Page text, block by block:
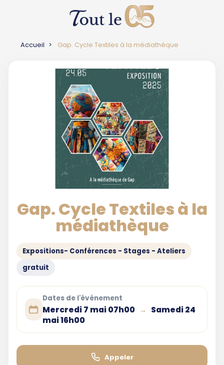
Accueil Gap. Cycle Textiles à la médiathèque
Gap. Cycle Textiles à la
médiathèque
Expositions- Conférences - Stages - Ateliers
gratuit
Dates de l'événement
Mercredi 7 mai 07h00 →
Samedi 24
mai 16h00
Appeler